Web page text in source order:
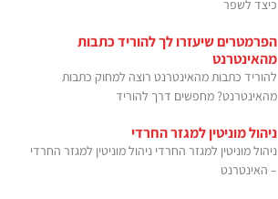
כיצד לשפר
הפרמטרים שיעזרו לך להוריד כתבות
מהאינטרנט
להוריד כתבות מהאינטרנט רוצה למחוק כתבות
מהאינטרנט? מחפשים דרך להוריד
ניהול מוניטין למגזר החרדי
ניהול מוניטין למגזר החרדי ניהול מוניטין למגזר החרדי
– האינטרנט